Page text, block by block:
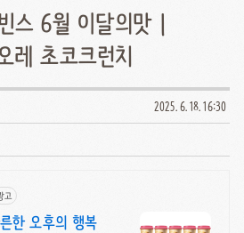
스 6월 이달의맛 |
레 초코크런치
2025. 6. 18. 16:30
고
한 오후의 행복